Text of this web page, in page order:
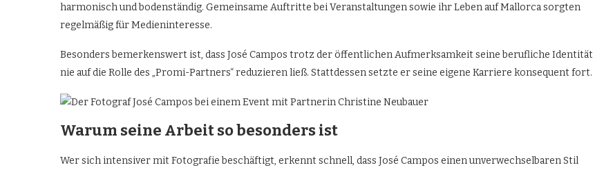
harmonisch und bodenständig. Gemeinsame Auftritte bei Veranstaltungen sowie ihr Leben auf Mallorca sorgten
regelmäßig für Medieninteresse.
Besonders bemerkenswert ist, dass José Campos trotz der öffentlichen Aufmerksamkeit seine berufliche Identität
nie auf die Rolle des „Promi-Partners“ reduzieren ließ. Stattdessen setzte er seine eigene Karriere konsequent fort.
Warum seine Arbeit so besonders ist
Wer sich intensiver mit Fotografie beschäftigt, erkennt schnell, dass José Campos einen unverwechselbaren Stil